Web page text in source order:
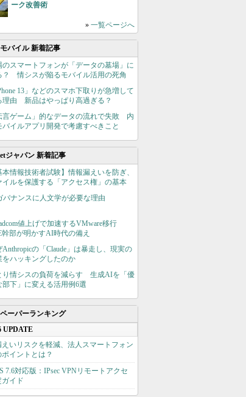
ーク改善術
» 一覧ページへ
バイル 新着記事
のスマートフォンが「データの墓場」に
？ 情シスが陥るモバイル活用の死角
13」などのスマホ下取りが急増して
理由 新品はやっぱり高過ぎる？
言ゲーム」的なデータの流れで失敗 内
バイルアプリ開発で考慮すべきこと
ジャパン 新着記事
本情報技術者試験】情報漏えいを防ぎ、
イルを保護する「アクセス権」の基本
バナンスに人文学が必要な理由
値上げで加速するVMware移行
幹部が明かすAI時代の備え
Anthropicの「Claude」は暴走し、現実の
をハッキングしたのか
り情シスの負荷を減らす 生成AIを「優
部下」に変える活用例6選
ーパーランキング
UPDATE
えいリスクを軽減、法人スマートフォン
イントとは？
7.6対応版：IPsec VPNリモートアクセ
ガイド